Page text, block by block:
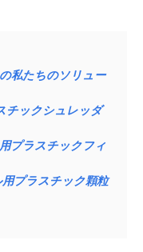
私たちのソリュー
チックシュレッダ
プラスチックフィ
プラスチック顆粒